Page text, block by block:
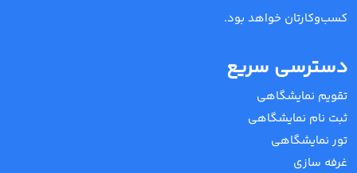
کسب‌وکارتان خواهد بود.
دسترسی سریع
تقویم نمایشگاهی
ثبت نام نمایشگاهی
تور نمایشگاهی
غرفه سازی